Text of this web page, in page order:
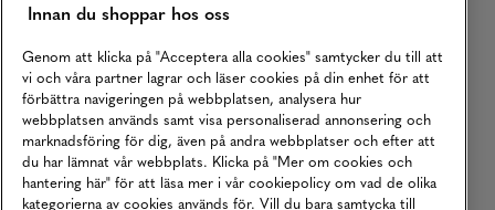
Returer
Köpvillkor
Karriär
Vårt Ansvar
Våra Tjänster
Press
Innan du shoppar hos oss
Genom att klicka på "Acceptera alla cookies" samtycker du till att
vi och våra partner lagrar och läser cookies på din enhet för att
förbättra navigeringen på webbplatsen, analysera hur
webbplatsen används samt visa personaliserad annonsering och
marknadsföring för dig, även på andra webbplatser och efter att
du har lämnat vår webbplats. Klicka på "Mer om cookies och
hantering här" för att läsa mer i vår cookiepolicy om vad de olika
kategorierna av cookies används för. Vill du bara samtycka till